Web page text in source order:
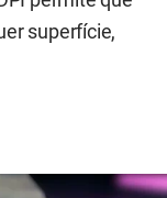
superfície,